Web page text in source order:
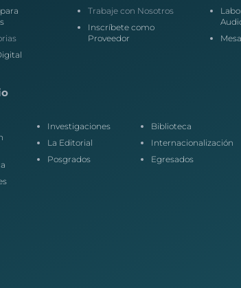
Trabaje con Nosotros
Inscríbete como
Proveedor
Investigaciones
La Editorial
Posgrados
Biblioteca
Internacionalización
Egresados